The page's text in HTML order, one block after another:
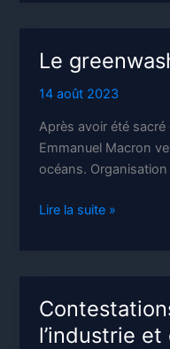
Le
14 août 2023
Après avoir été
Emmanuel Macron
océans.
Le
Lire la suite »
l’industrie